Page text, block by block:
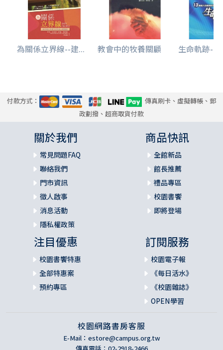
為關係立界線--建... 教會中的牧養關顧 生命軌跡--
付款方式：
傳真刷卡、虛擬轉帳、郵
政劃撥、超商取貨付款
關於我們
常見問題FAQ
聯絡我們
門市資訊
徵人啟事
消息活動
隱私權政策
商品快訊
全館新品
館長推薦
禮品專區
校園書饗
即將登場
注目優惠
校園書饗特惠
全部特惠案
預約專區
訂閱服務
校園電子報
《每日活水》
《校園雜誌》
OPEN學習
校園網路書房客服
E-Mail： estore@campus.org.tw